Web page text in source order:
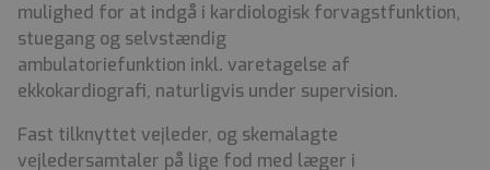
mulighed for at indgå i kardiologisk forvagstfunktion,
stuegang og selvstændig
ambulatoriefunktion inkl. varetagelse af
ekkokardiografi, naturligvis under supervision.
Fast tilknyttet vejleder, og skemalagte
vejledersamtaler på lige fod med læger i